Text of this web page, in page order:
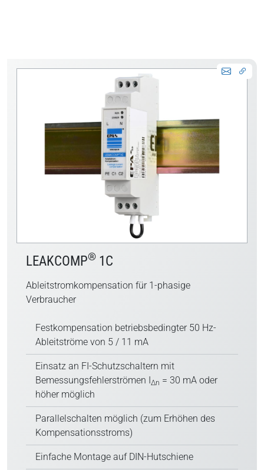
LEAKCOMP® 1C
Ableitstromkompensation für 1-phasige
Verbraucher
Festkompensation betriebsbedingter 50 Hz-
Ableitströme von 5 / 11 mA
Einsatz an FI-Schutzschaltern mit
Bemessungsfehlerströmen I∆n = 30 mA oder
höher möglich
Parallelschalten möglich (zum Erhöhen des
Kompensationsstroms)
Einfache Montage auf DIN-Hutschiene